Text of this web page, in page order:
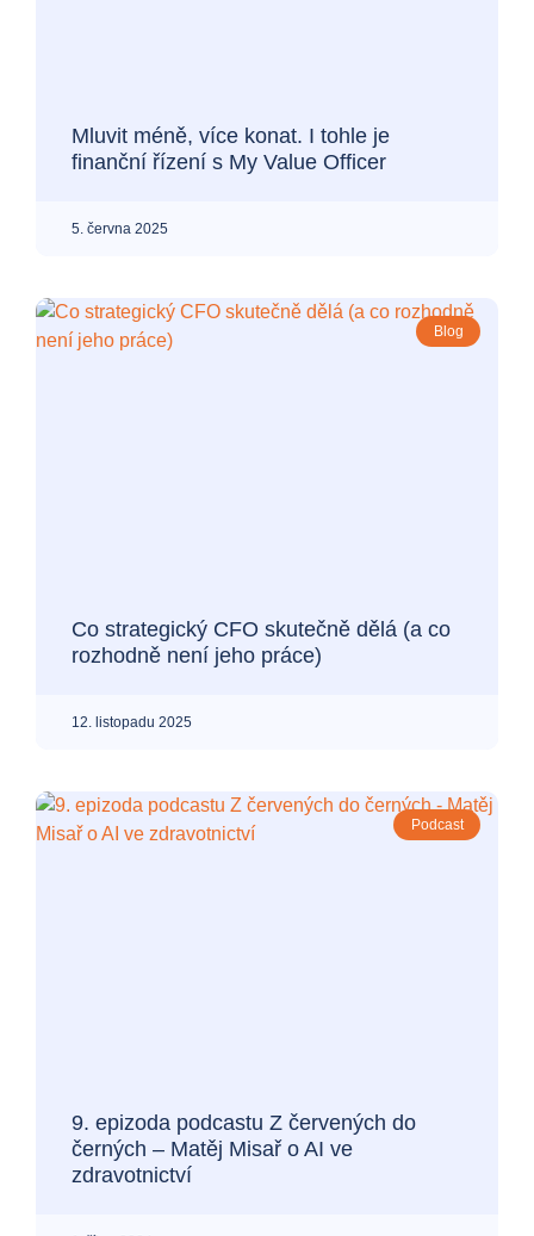
Mluvit méně, více konat. I tohle je
finanční řízení s My Value Officer
5. června 2025
Blog
Co strategický CFO skutečně dělá (a co
rozhodně není jeho práce)
12. listopadu 2025
Podcast
9. epizoda podcastu Z červených do
černých – Matěj Misař o AI ve
zdravotnictví